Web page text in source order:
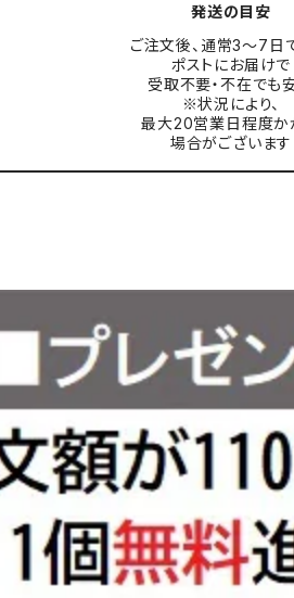
発送の目安
ご注文後、通常3〜7日
ポストにお届けで
受取不要・不在でも
※状況により、
最大20営業日程度か
場合がございます